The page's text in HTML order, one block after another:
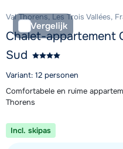
Vergelijk
Val Thorens, Les Trois Vallées,
Chalet-appartement
Sud
Variant: 12 personen
Comfortabele en ruime
Thorens
Incl. skipas